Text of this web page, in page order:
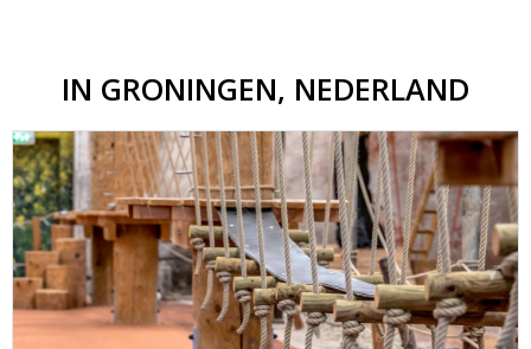
IN GRONINGEN, NEDERLAND